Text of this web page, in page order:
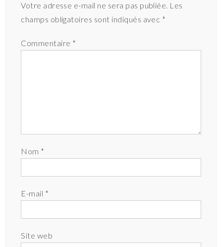
Votre adresse e-mail ne sera pas publiée. Les
champs obligatoires sont indiqués avec *
Commentaire *
Nom *
E-mail *
Site web